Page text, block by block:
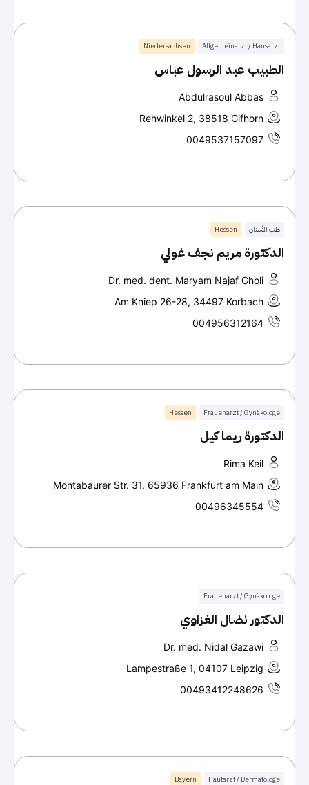
Allgemeinarzt / Hausarzt
Niedersachsen
الطبيب عبد الرسول عباس
Abdulrasoul Abbas
Rehwinkel 2, 38518 Gifhorn
0049537157097
طب الأسنان Hessen
الدكتورة مريم نجف غولي
Dr. med. dent. Maryam Najaf Gholi
Am Kniep 26-28, 34497 Korbach
004956312164
Frauenarzt / Gynäkologe
Hessen
الدكتورة ريما كيل
Rima Keil
Montabaurer Str. 31, 65936 Frankfurt am Main
00496345554
Frauenarzt / Gynäkologe
الدكتور نضال الغزاوي
Dr. med. Nidal Gazawi
Lampestraße 1, 04107 Leipzig
00493412248626
Hautarzt / Dermatologe
Bayern